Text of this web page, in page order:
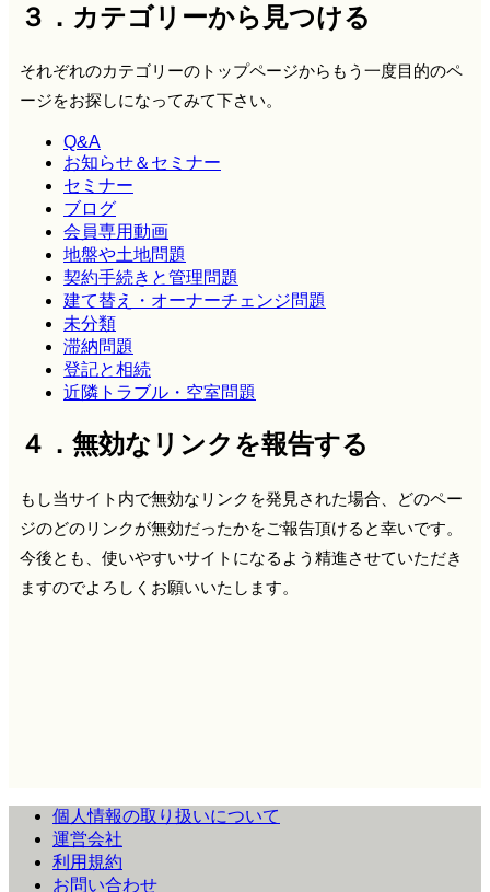
３．カテゴリーから見つける
それぞれのカテゴリーのトップページからもう一度目的のペ
ージをお探しになってみて下さい。
Q&A
お知らせ＆セミナー
セミナー
ブログ
会員専用動画
地盤や土地問題
契約手続きと管理問題
建て替え・オーナーチェンジ問題
未分類
滞納問題
登記と相続
近隣トラブル・空室問題
４．無効なリンクを報告する
もし当サイト内で無効なリンクを発見された場合、どのペー
ジのどのリンクが無効だったかをご報告頂けると幸いです。
今後とも、使いやすいサイトになるよう精進させていただき
ますのでよろしくお願いいたします。
個人情報の取り扱いについて
運営会社
利用規約
お問い合わせ